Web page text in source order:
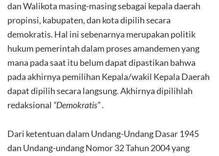
dan Walikota masing-masing sebagai kepala daerah
propinsi, kabupaten, dan kota dipilih secara
demokratis. Hal ini sebenarnya merupakan politik
hukum pemerintah dalam proses amandemen yang
mana pada saat itu belum dapat dipastikan bahwa
pada akhirnya pemilihan Kepala/wakil Kepala Daerah
dapat dipilih secara langsung. Akhirnya dipilihlah
redaksional “Demokratis”.
Dari ketentuan dalam Undang-Undang Dasar 1945
dan Undang-undang Nomor 32 Tahun 2004 yang